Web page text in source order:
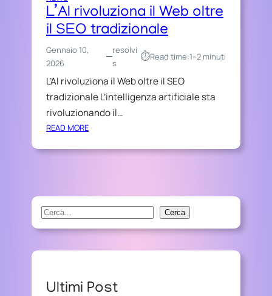
L’AI rivoluziona il Web oltre
il SEO tradizionale
Gennaio 10,
2026
resolvi
s
⏱︎Read time:1–2 minuti
L’AI rivoluziona il Web oltre il SEO
tradizionale L’intelligenza artificiale sta
rivoluzionando il…
READ MORE:
’
R
I
V
O
I
S
e
Cerca
Ultimi Post